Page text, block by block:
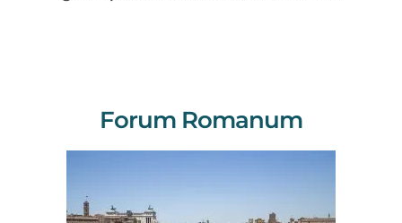
Forum Romanum